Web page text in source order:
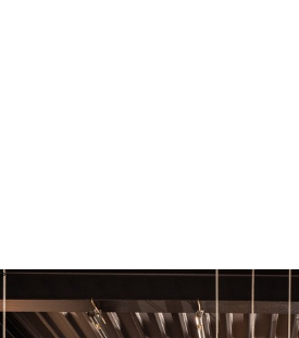
>